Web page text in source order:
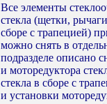
Все элементы
стекла (щетки,
сборе с трапецией)
можно снять в
подразделе описано
и моторедуктора
стекла в сборе с
и установки